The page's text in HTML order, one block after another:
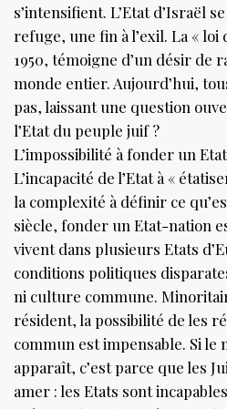
s’intensifient. L’Etat d’Israël
refuge, une fin à l’exil. La «
1950, témoigne d’un désir de
monde entier. Aujourd’hui,
pas, laissant une question
l’Etat du peuple juif ?
L’impossibilité à fonder un
L’incapacité de l’Etat à «
la complexité à définir ce
siècle, fonder un Etat-nation
vivent dans plusieurs Etats
conditions politiques
ni culture commune.
résident, la possibilité de les
commun est impensable. Si le
apparaît, c’est parce que les
amer : les Etats sont